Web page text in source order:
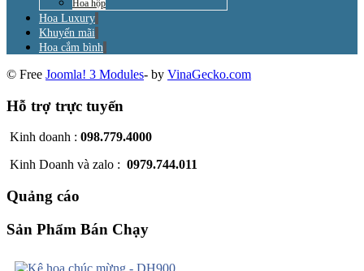
Hoa hộp
Hoa Luxury
Khuyến mãi
Hoa cắm bình
© Free Joomla! 3 Modules- by VinaGecko.com
Hỗ trợ trực tuyến
Kinh doanh : 098.779.4000
Kinh Doanh và zalo : 0979.744.011
Quảng cáo
Sản Phẩm Bán Chạy